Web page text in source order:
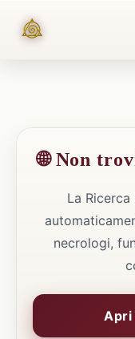
🌐 Non
La
necrologi,
Apri